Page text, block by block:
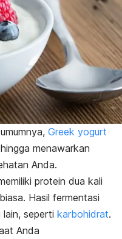
Greek yogurt
menawarkan
Anda.
protein dua kali
Hasil fermentasi
lain, seperti karbohidrat.
Anda